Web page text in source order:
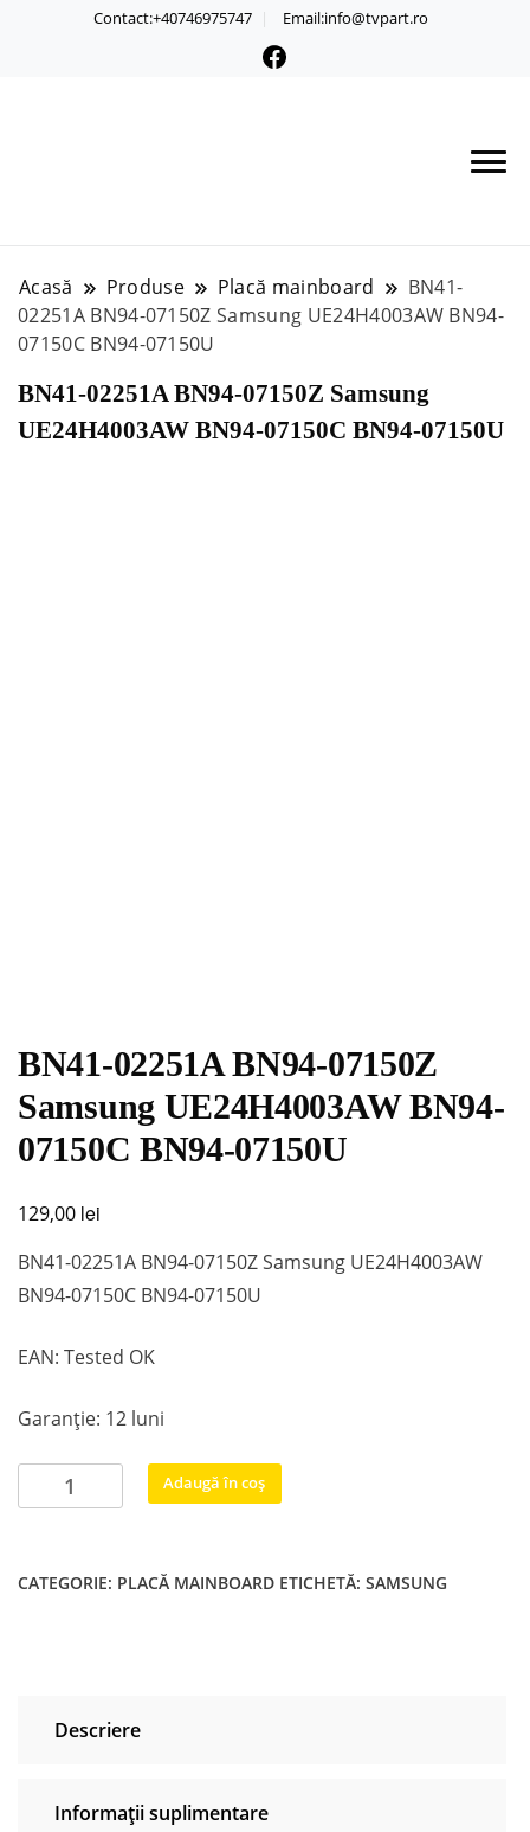
Contact:+40746975747 Email:info@tvpart.ro
Acasă Produse Placă mainboard
BN41-
02251A BN94-07150Z Samsung UE24H4003AW BN94-
07150C BN94-07150U
BN41-02251A BN94-07150Z Samsung
UE24H4003AW BN94-07150C BN94-07150U
BN41-02251A BN94-07150Z
Samsung UE24H4003AW BN94-
07150C BN94-07150U
129,00 lei
BN41-02251A BN94-07150Z Samsung UE24H4003AW
BN94-07150C BN94-07150U
EAN: Tested OK
Garanție: 12 luni
Cantitate
BN41-
07150Z
BN94-
Adaugă în coș
CATEGORIE: PLACĂ MAINBOARD ETICHETĂ: SAMSUNG
Descriere
Informații suplimentare